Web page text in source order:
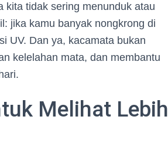
tidak sering menunduk atau
jika kamu banyak nongkrong di
UV. Dan ya, kacamata bukan
kelelahan mata, dan membantu
Melihat Lebih